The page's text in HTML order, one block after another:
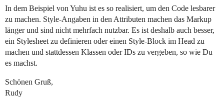
In dem Beispiel von Yuhu ist es so realisiert, um den Code lesbarer
zu machen. Style-Angaben in den Attributen machen das Markup
länger und sind nicht mehrfach nutzbar. Es ist deshalb auch besser,
ein Stylesheet zu definieren oder einen Style-Block im Head zu
machen und stattdessen Klassen oder IDs zu vergeben, so wie Du
es machst.
Schönen Gruß,
Rudy